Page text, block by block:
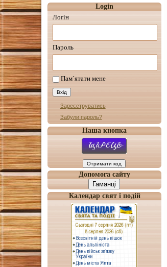
Login
Лоґін
Пароль
Пам`ятати мене
Зареєструватись
Забули пароль?
Наша кнопка
Допомога сайту
Гаманці
Календар свят і подій